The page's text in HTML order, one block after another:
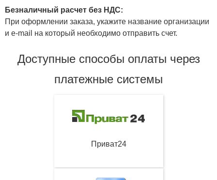
Безналичный расчет без НДС:
При оформлении заказа, укажите название организации
и e-mail на который необходимо отправить счет.
Доступные способы оплаты через
платежные системы
Приват24